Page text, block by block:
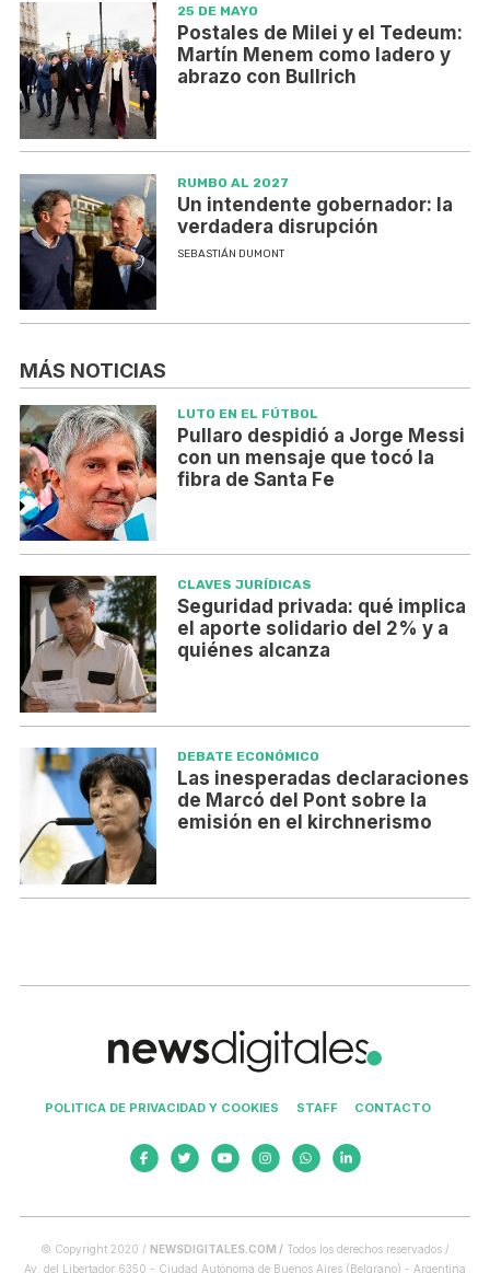
25 DE MAYO
Postales de Milei y el Tedeum:
Martín Menem como ladero y
abrazo con Bullrich
RUMBO AL 2027
Un intendente gobernador: la
verdadera disrupción
SEBASTIÁN DUMONT
MÁS NOTICIAS
LUTO EN EL FÚTBOL
Pullaro despidió a Jorge Messi
con un mensaje que tocó la
fibra de Santa Fe
CLAVES JURÍDICAS
Seguridad privada: qué implica
el aporte solidario del 2% y a
quiénes alcanza
DEBATE ECONÓMICO
Las inesperadas declaraciones
de Marcó del Pont sobre la
emisión en el kirchnerismo
POLITICA DE PRIVACIDAD Y COOKIES STAFF CONTACTO
© Copyright 2020 / NEWSDIGITALES.COM / Todos los derechos reservados /
Av. del Libertador 6350 - Ciudad Autónoma de Buenos Aires (Belgrano) - Argentina